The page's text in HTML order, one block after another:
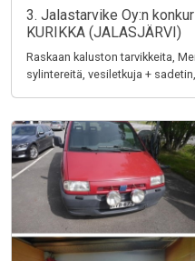
3. Jalastarvike Oy:n
KURIKKA (JALASJÄRVI)
Raskaan kaluston tarvikkeita,
sylintereitä, vesiletkuja +